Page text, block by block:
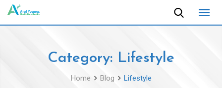
Skip
Category: Lifestyle
Home Blog Lifestyle